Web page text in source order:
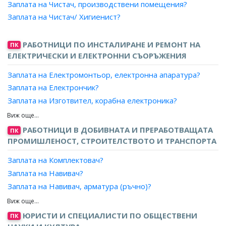
Заплата на Компютърен аниматор?
Заплата на Художествен оформител?
Заплата на Чистач, производствени помещения?
Заплата на Чистач/ Хигиенист?
ПК РАБОТНИЦИ ПО ИНСТАЛИРАНЕ И РЕМОНТ НА
ЕЛЕКТРИЧЕСКИ И ЕЛЕКТРОННИ СЪОРЪЖЕНИЯ
Заплата на Електромонтьор, електронна апаратура?
Заплата на Електрончик?
Заплата на Изготвител, корабна електроника?
Заплата на Монтьор, електронни прототипи?
Заплата на Монтьор, електронна метеорологична
апаратура?
Заплата на Монтьор, електронни инструменти?
Заплата на Монтьор, електронни радари?
Заплата на Монтьор, електронни сигнални апаратури?
Заплата на Монтьор, електронно производствено
оборудване?
Заплата на Монтьор, микроелектроника?
ПК РАБОТНИЦИ В ДОБИВНАТА И ПРЕРАБОТВАЩАТА
ПРОМИШЛЕНОСТ, СТРОИТЕЛСТВОТО И ТРАНСПОРТА
Заплата на Комплектовач?
Заплата на Навивач?
Заплата на Навивач, арматура (ръчно)?
Заплата на Навивач, макари и бобини (ръчно)?
Заплата на Навивач, неподвижни макари?
ПК ЮРИСТИ И СПЕЦИАЛИСТИ ПО ОБЩЕСТВЕНИ